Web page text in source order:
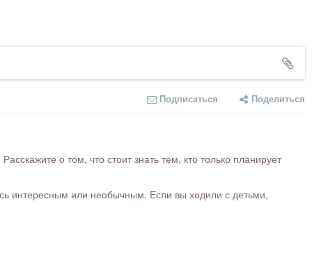
Подписаться Поделиться
о том, что стоит знать тем, кто только планирует
интересным или необычным. Если вы ходили с детьми,